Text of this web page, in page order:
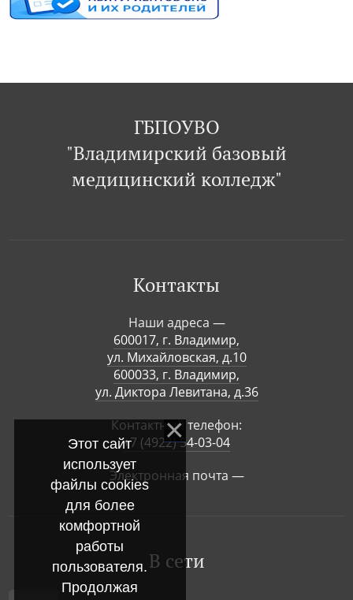
ГБПОУВО
"Владимирский базовый
медицинский колледж"
Контакты
Наши адреса —
600017, г. Владимир,
ул. Михайловская, д.10
600033, г. Владимир,
ул. Диктора Левитана, д.36
Контактный телефон:
+7 (4922) 54-03-04
Электронная почта —
В сети
Этот сайт
использует
файлы cookies
для более
комфортной
работы
пользователя.
Продолжая